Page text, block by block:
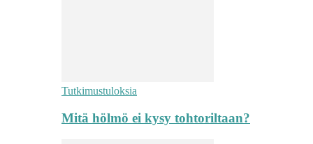
Tutkimustuloksia
Mitä hölmö ei kysy tohtoriltaan?